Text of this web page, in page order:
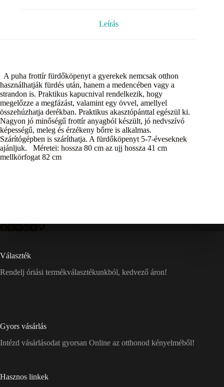
Leírás
A puha frottír fürdőköpenyt a gyerekek nemcsak otthon
használhatják fürdés után, hanem a medencében vagy a
strandon is. Praktikus kapucnival rendelkezik, hogy
megelőzze a megfázást, valamint egy övvel, amellyel
összehúzhatja derékban. Praktikus akasztópánttal egészül ki.
Nagyon jó minőségű frottír anyagból készült, jó nedvszívó
képességű, meleg és érzékeny bőrre is alkalmas.
Szárítógépben is száríthatja. A fürdőköpenyt 5-7-éveseknek
ajánljuk. Méretei: hossza 80 cm az ujj hossza 41 cm
mellkörfogat 82 cm
Választék
Rendelj óriási termékválasztékunkból, kedvező áron!
Gyors vásárlás
Intézd vásárlásodat gyorsan Online az otthonod kényelméből!
Hasznos linkek